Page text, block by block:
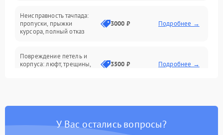
Сеть и интернет
Неисправность тачпада:
пропуски, прыжки
курсора, полный отказ
3000 ₽ Подробнее →
Повреждение петель и
корпуса: люфт, трещины,
3500 ₽ Подробнее →
быстрая разрядка,
2500 ₽ Подробнее →
У Вас остались вопросы?